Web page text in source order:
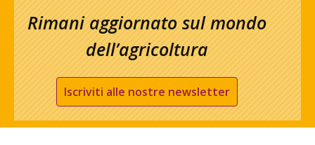
Rimani aggiornato sul mondo
dell’agricoltura
Iscriviti alle nostre newsletter